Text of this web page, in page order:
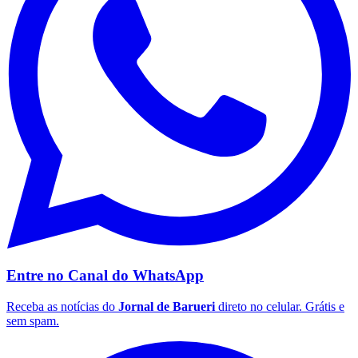
Goiás
As brincadeiras organizadas pelo Kids Club são sempre
lúdicas e conta com supervisão de monitores treinados
em recreação infantil. Todas as semanas, o shopping
apresenta diferentes atrações.
Comunicar erro nesta matéria
Kids Club Alpha Square MallCapa Alphaville Destaque
Compartilhe esta notícia
WhatsApp